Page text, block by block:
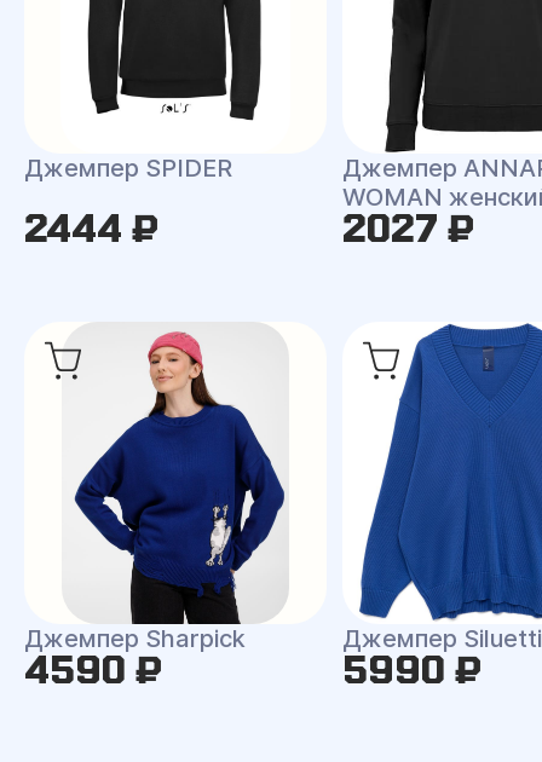
Джемпер SPIDER
2444 ₽
Джемпер
WOMAN
2027 ₽
Джемпер Sharpick
4590 ₽
Джемпер
5990 ₽